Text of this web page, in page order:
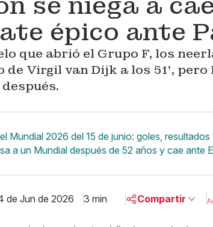
épico ante
que abrió el Grupo F, los
de Virgil van Dijk a los 51',
Mundial 2026 del 15 de junio: goles,
a un Mundial después de 52 años y cae ante
de Jun de 2026 3 min Compartir